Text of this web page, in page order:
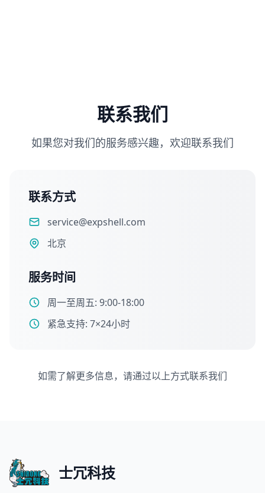
联系我们
如果您对我们的服务感兴趣，欢迎联系我们
联系方式
service@expshell.com
北京
服务时间
周一至周五: 9:00-18:00
紧急支持: 7×24小时
如需了解更多信息，请通过以上方式联系我们
士冗科技